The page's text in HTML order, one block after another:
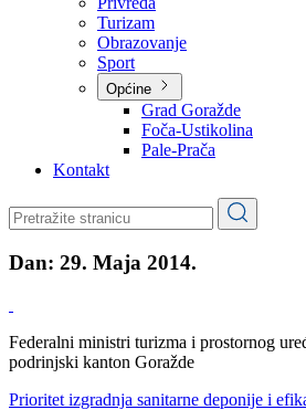
Simboli kantona (Grb, zastava)
Historija (digitalni muzej)
Privreda
Turizam
Obrazovanje
Općine
Pale-Prača
Kontakt